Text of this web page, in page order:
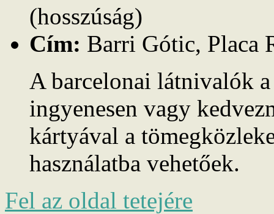
(hosszúság)
Cím: Barri Gótic, Placa
A barcelonai látnivalók
ingyenesen vagy
kártyával a
használatba vehetőek.
Fel az oldal tetejére